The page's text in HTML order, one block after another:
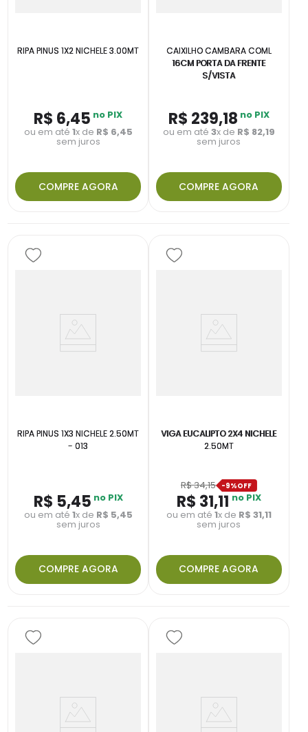
RIPA PINUS 1X2 NICHELE 3.00MT
R$ 6,45 no PIX
ou em até 1x de R$ 6,45
sem juros
COMPRE AGORA
CAIXILHO CAMBARA COML
16CM PORTA DA FRENTE
S/VISTA
R$ 239,18 no PIX
ou em até 3x de R$ 82,19
sem juros
COMPRE AGORA
RIPA PINUS 1X3 NICHELE 2.50MT
- 013
R$ 5,45 no PIX
ou em até 1x de R$ 5,45
sem juros
COMPRE AGORA
VIGA EUCALIPTO 2X4 NICHELE
2.50MT
R$34,15 -9%
R$ 31,11 no PIX
ou em até 1x de R$ 31,11
sem juros
COMPRE AGORA